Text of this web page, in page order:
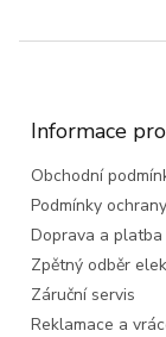
Informace
Obchodní
Podmínky
Doprava a platba
Zpětný odběr
Záruční servis
Reklamace a